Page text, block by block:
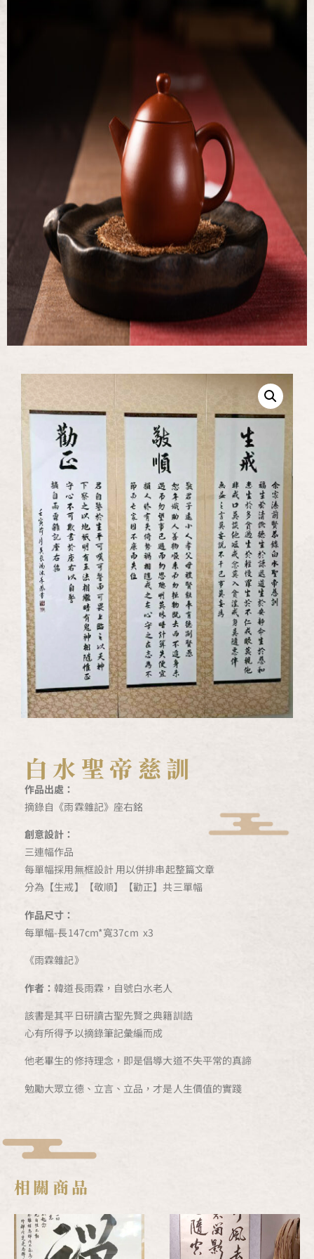
白水聖帝慈訓
作品出處：
摘錄自《雨霖雜記》座右銘
創意設計：
三連幅作品
每單幅採用無框設計 用以併排串起整篇文章
分為【生戒】【敬順】【勸正】共三單幅
作品尺寸：
每單幅-長147cm*寬37cm x3
《雨霖雜記》
作者：韓道長雨霖，自號白水老人
該書是其平日研讀古聖先賢之典籍訓誥
心有所得予以摘錄筆記彙編而成
他老畢生的修持理念，即是倡導大道不失平常的真諦
勉勵大眾立德、立言、立品，才是人生價值的實踐
相關商品